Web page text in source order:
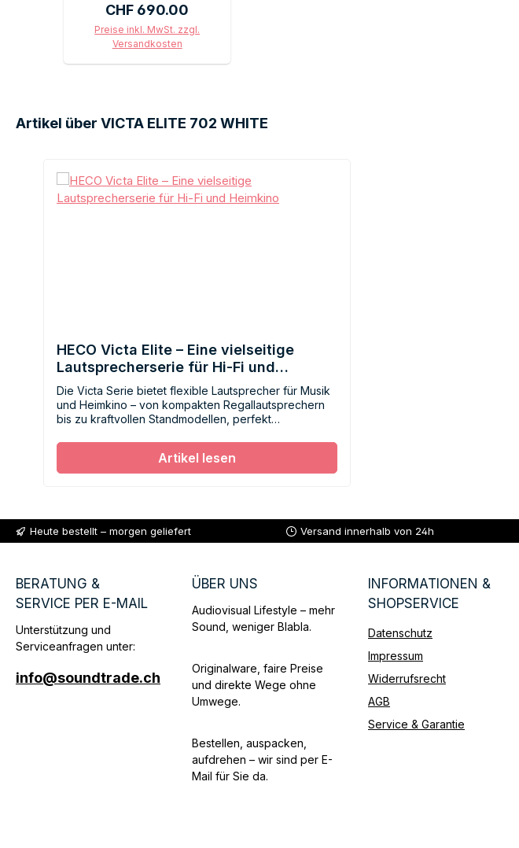
Regulärer Preis:
CHF 690.00
Preise inkl. MwSt. zzgl.
Versandkosten
Artikel über VICTA ELITE 702 WHITE
HECO Victa Elite – Eine vielseitige
Lautsprecherserie für Hi‑Fi und
Heimkino
Die Victa Serie bietet flexible Lautsprecher für Musik
und Heimkino – von kompakten Regallautsprechern
bis zu kraftvollen Standmodellen, perfekt
Artikel lesen
Heute bestellt – morgen geliefert Versand innerhalb von 24h
BERATUNG &
SERVICE PER E-MAIL
Unterstützung und
Serviceanfragen unter:
info@soundtrade.ch
ÜBER UNS
Audiovisual Lifestyle – mehr
Sound, weniger Blabla.
Originalware, faire Preise
und direkte Wege ohne
Umwege.
Bestellen, auspacken,
aufdrehen – wir sind per E-
Mail für Sie da.
INFORMATIONEN &
SHOPSERVICE
Datenschutz
Impressum
Widerrufsrecht
AGB
Service & Garantie